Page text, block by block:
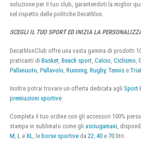
soluzione per il tuo club, garantendoti la miglior
nel rispetto delle politiche Decathlon.
SCEGLI IL TUO SPORT ED INIZIA LA
DecathlonClub offre una vasta gamma di prodotti
praticanti di Basket Beach sport Calcio Ciclismo
Pallanuoto Pallavolo Running Rugby, Tennis e
Inoltre potrai trovare un offerta dedicata agli Sport
premiazioni sportive
Completa il tuo ordine con gli accessori 100%
stampa in sublimato come gli asciugamani,
M, L e XL, le borse sportive da 22, 40 e 70 litri.